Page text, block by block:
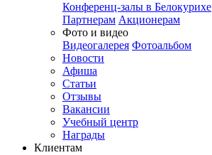
Конференц-залы в Белокурихе
Партнерам Акционерам
Фото и видео
Видеогалерея Фотоальбом
Новости
Афиша
Статьи
Отзывы
Вакансии
Учебный центр
Награды
Клиентам